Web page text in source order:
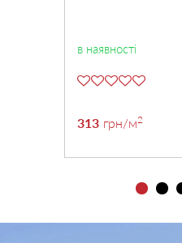
в наявності
313 грн/м2